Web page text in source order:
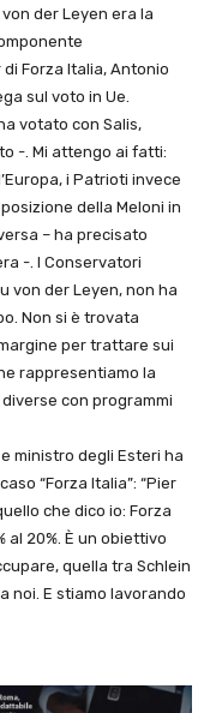
der Leyen era la
Forza Italia, Antonio
sul voto in Ue.
votato con Salis,
-. Mi attengo ai fatti:
i Patrioti invece
della Meloni in
– ha precisato
-. I Conservatori
von der Leyen, non ha
Non si è trovata
per trattare sui
rappresentiamo la
con programmi
ministro degli Esteri ha
“Forza Italia”: “Pier
che dico io: Forza
al 20%. È un obiettivo
quella tra Schlein
noi. E stiamo lavorando